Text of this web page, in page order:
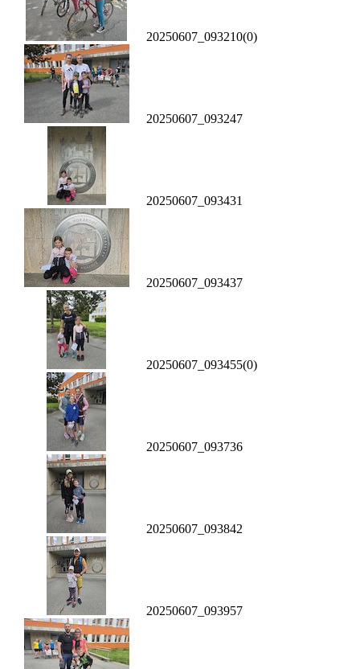
20250607_093210(0)
20250607_093247
20250607_093431
20250607_093437
20250607_093455(0)
20250607_093736
20250607_093842
20250607_093957